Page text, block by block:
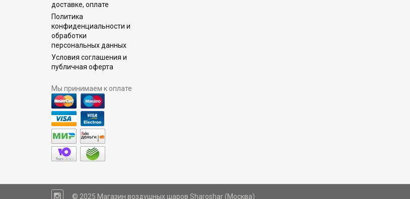
доставке, оплате
Политика
конфиденциальности и
обработки
персональных данных
Условия соглашения и
публичная оферта
Мы принимаем к оплате
© 2025 Магазин воздушных шаров Sharoshar (Москва)